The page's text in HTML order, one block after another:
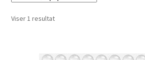
Kontakt
Viser 1 resultat